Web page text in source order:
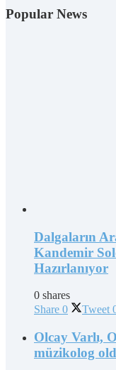
Popular News
Dalgaların
Kandemir
Hazırlanıyor
0 shares
Share 0 Tweet
Olcay Varlı,
müzikolog